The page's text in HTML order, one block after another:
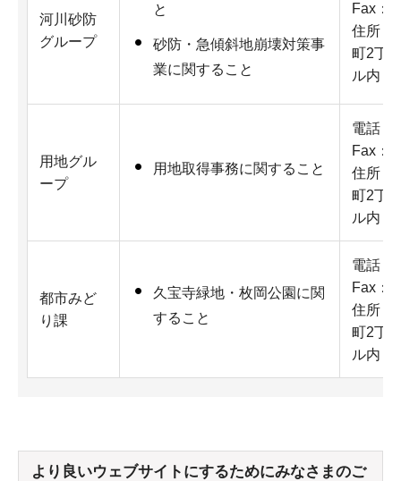
河川砂防
グループ
と
砂防・急傾斜地崩壊対策事
業に関すること
Fax：
住所：
町2丁
ル内
用地グル
ープ
用地取得事務に関すること
電話：
Fax：
住所：
町2丁
ル内
都市みど
り課
久宝寺緑地・枚岡公園に関
すること
電話：
Fax：
住所：
町2丁
ル内
より良いウェブサイトにするためにみなさまのご